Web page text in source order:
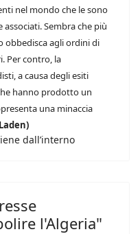
nel mondo che le sono
associati. Sembra che più
obbedisca agli ordini di
Per contro, la
a causa degli esiti
hanno prodotto un
una minaccia
dall’interno
l'Algeria"